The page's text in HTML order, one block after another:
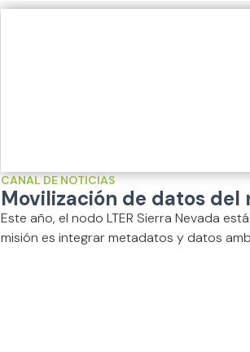
CANAL DE NOTICIAS
Movilización de datos del
Este año, el nodo LTER Sierra Nevada
misión es integrar metadatos y datos